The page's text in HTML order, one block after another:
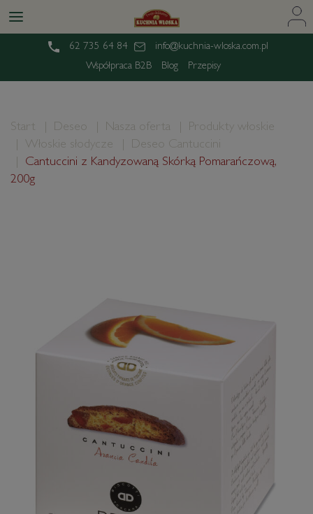
62 735 64 84
info@kuchnia-wloska.com.pl
Współpraca B2B
Blog Przepisy
Start Deseo Nasza oferta
Produkty włoskie
Włoskie słodycze
Deseo Cantuccini
Cantuccini z Kandyzowaną Skórką Pomarańczową,
200g